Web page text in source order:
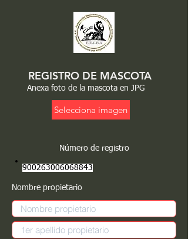
REGISTRO DE MASCOTA
Anexa foto de la mascota en JPG
Selecciona imagen
Número de registro
900263006068843
Nombre propietario